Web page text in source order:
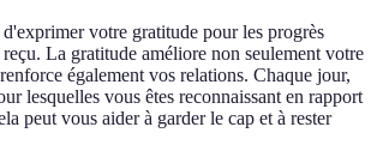
votre gratitude pour les progrès
La gratitude améliore non seulement votre
également vos relations. Chaque jour,
lesquelles vous êtes reconnaissant en rapport
peut vous aider à garder le cap et à rester